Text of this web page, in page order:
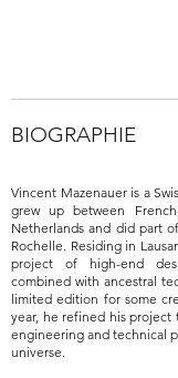
BIOGRAPHIE
Vincent Mazenauer is a
grew up between
Netherlands and did part
Rochelle. Residing in
project of high-end
combined with ancestral
limited edition for some
year, he refined his project
engineering and technical
universe.